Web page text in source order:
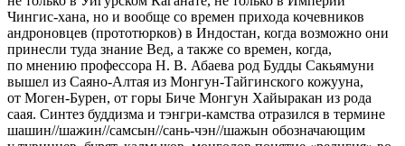
Чингис-хана, но и вообще со времен прихода кочевников
андроновцев (прототюрков) в Индо­стан, когда возможно они
принесли туда знание Вед, а также со времен, когда,
по мнению профессора Н. В. Абаева род Будды Сакьямуни
вышел из Саяно-Алтая из Монгун-Тайгинского кожууна,
от Моген-Бурен, от горы Би­че Монгун Хайыракан из рода
саая. Синтез буддизма и тэнгри-камства от­разился в термине
шашин//шажин//самсын//сань-чэн//шажын обо­значающим